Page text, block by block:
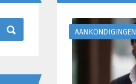
AANKONDIGINGEN